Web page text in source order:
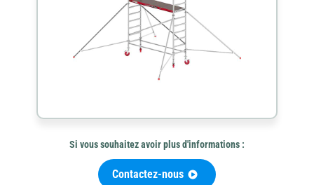
carottage
pelle
et
brouette
coupe
Si vous souhaitez avoir plus d'informations :
Contactez-nous